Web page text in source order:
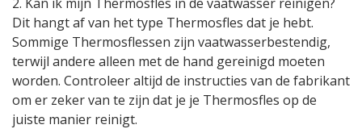
Dit hangt af van het type Thermosfles dat je hebt.
Sommige Thermosflessen zijn vaatwasserbestendig,
terwijl andere alleen met de hand gereinigd moeten
worden. Controleer altijd de instructies van de fabrikant
om er zeker van te zijn dat je je Thermosfles op de
juiste manier reinigt.